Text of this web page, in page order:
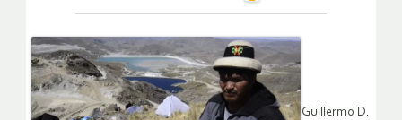
Guillermo D.